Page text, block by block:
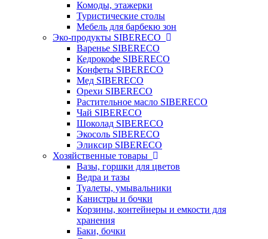
Комоды, этажерки
Туристические столы
Мебель для барбекю зон
Эко-продукты SIBERECO
Варенье SIBERECO
Кедрокофе SIBERECO
Конфеты SIBERECO
Мед SIBERECO
Орехи SIBERECO
Растительное масло SIBERECO
Чай SIBERECO
Шоколад SIBERECO
Экосоль SIBERECO
Эликсир SIBERECO
Хозяйственные товары
Вазы, горшки для цветов
Ведра и тазы
Туалеты, умывальники
Канистры и бочки
Корзины, контейнеры и емкости для
хранения
Баки, бочки